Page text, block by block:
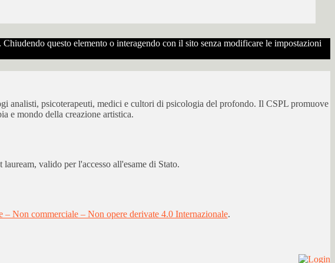
questo elemento o interagendo con il sito senza modificare le impostazioni
analisti, psicoterapeuti, medici e cultori di psicologia del profondo. Il CSPL promuove
e mondo della creazione artistica.
valido per l'accesso all'esame di Stato.
Non commerciale – Non opere derivate 4.0 Internazionale.